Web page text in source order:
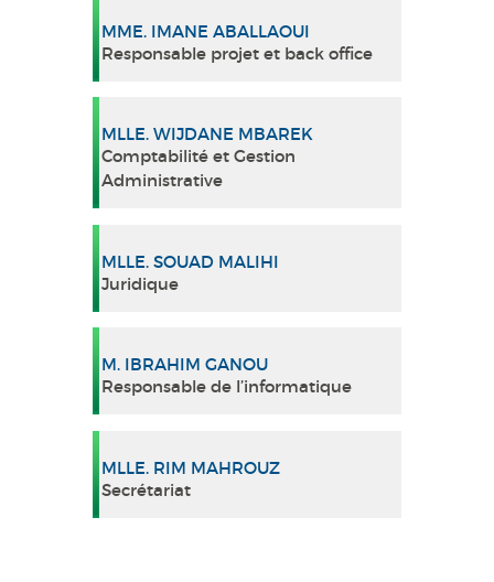
MME. IMANE ABALLAOUI
Responsable projet et back office
MLLE. WIJDANE MBAREK
Comptabilité et Gestion
Administrative
MLLE. SOUAD MALIHI
Juridique
M. IBRAHIM GANOU
Responsable de l’informatique
MLLE. RIM MAHROUZ
Secrétariat